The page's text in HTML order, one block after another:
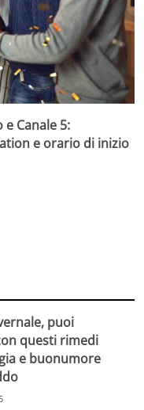
Canale 5:
e orario di inizio
puoi
questi rimedi
e buonumore